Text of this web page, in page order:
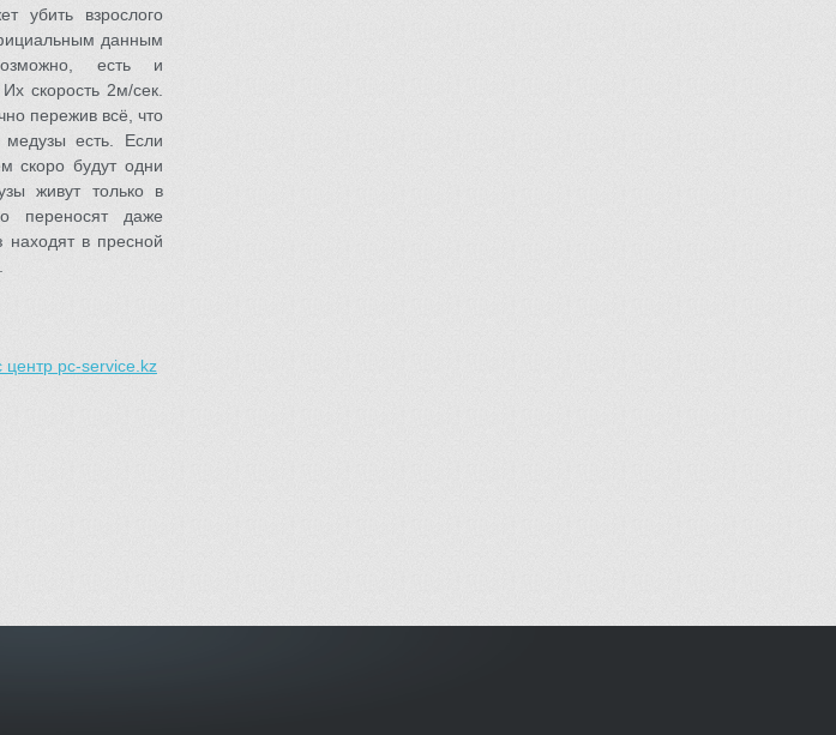
убить взрослого
данным
есть и
скорость 2м/сек.
пережив всё, что
есть. Если
скоро будут одни
живут только в
переносят даже
в пресной
центр pc-service.kz